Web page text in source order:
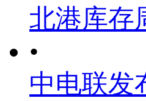
北港库存
•
中电联发